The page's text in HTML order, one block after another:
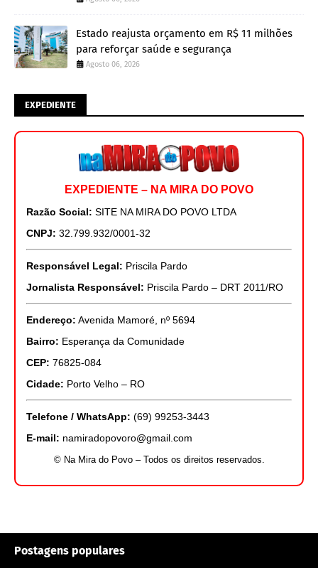
Estado reajusta orçamento em R$ 11 milhões
para reforçar saúde e segurança
Agosto 06, 2026
EXPEDIENTE
EXPEDIENTE – NA MIRA DO POVO
Razão Social: SITE NA MIRA DO POVO LTDA
CNPJ: 32.799.932/0001-32
Responsável Legal: Priscila Pardo
Jornalista Responsável: Priscila Pardo – DRT 2011/RO
Endereço: Avenida Mamoré, nº 5694
Bairro: Esperança da Comunidade
CEP: 76825-084
Cidade: Porto Velho – RO
Telefone / WhatsApp: (69) 99253-3443
E-mail: namiradopovoro@gmail.com
© Na Mira do Povo – Todos os direitos reservados.
Postagens populares